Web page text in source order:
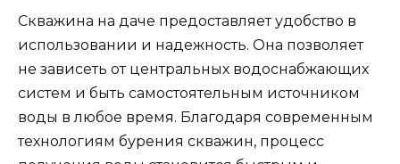
Скважина на даче предоставляет удобство в
использовании и надежность. Она позволяет
не зависеть от центральных водоснабжающих
систем и быть самостоятельным источником
воды в любое время. Благодаря современным
технологиям бурения скважин, процесс